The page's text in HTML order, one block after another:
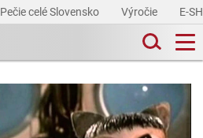
Pečie celé Slovensko Výročie E-